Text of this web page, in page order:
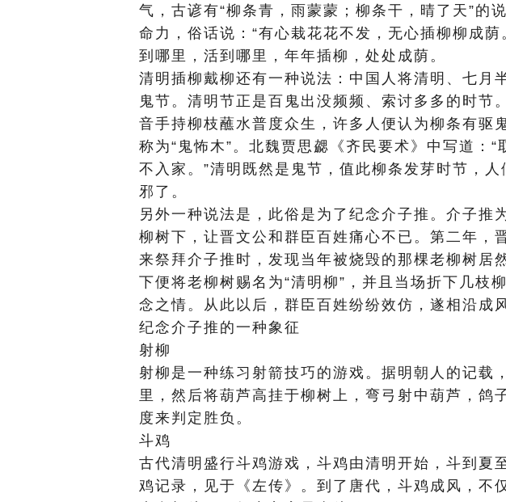
气，古谚有“柳条青，雨蒙蒙；柳条干，晴了天”的
命力，俗话说：“有心栽花花不发，无心插柳柳成荫
到哪里，活到哪里，年年插柳，处处成荫。
清明插柳戴柳还有一种说法：中国人将清明、七月
鬼节。清明节正是百鬼出没频频、索讨多多的时节
音手持柳枝蘸水普度众生，许多人便认为柳条有驱
称为“鬼怖木”。北魏贾思勰《齐民要术》中写道：“
不入家。”清明既然是鬼节，值此柳条发芽时节，
邪了。
另外一种说法是，此俗是为了纪念介子推。介子推
柳树下，让晋文公和群臣百姓痛心不已。第二年，
来祭拜介子推时，发现当年被烧毁的那棵老柳树居
下便将老柳树赐名为“清明柳”，并且当场折下几枝
念之情。从此以后，群臣百姓纷纷效仿，遂相沿成
纪念介子推的一种象征
射柳
射柳是一种练习射箭技巧的游戏。据明朝人的记载
里，然后将葫芦高挂于柳树上，弯弓射中葫芦，鸽
度来判定胜负。
斗鸡
古代清明盛行斗鸡游戏，斗鸡由清明开始，斗到夏
鸡记录，见于《左传》。到了唐代，斗鸡成风，不